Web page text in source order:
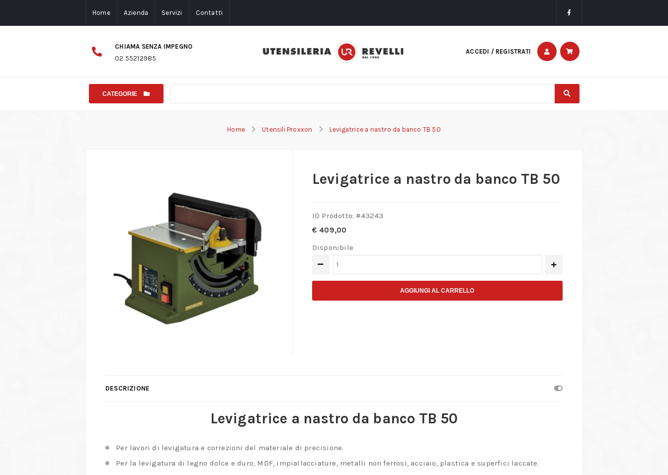
Home Azienda Servizi Contatti
CHIAMA SENZA IMPEGNO
02 55212985
ACCEDI / REGISTRATI
CATEGORIE
Home Utensili Proxxon Levigatrice a nastro da banco TB 50
Levigatrice a nastro da banco TB 50
ID Prodotto: #43243
€ 409,00
Disponibile
Levigatrice
AGGIUNGI AL CARRELLO
DESCRIZIONE
Levigatrice a nastro da banco TB 50
Per lavori di levigatura e correzioni del materiale di precisione.
Per la levigatura di legno dolce e duro, MDF, impiallacciature, metalli non ferrosi, acciaio, plastica e superfici laccate.